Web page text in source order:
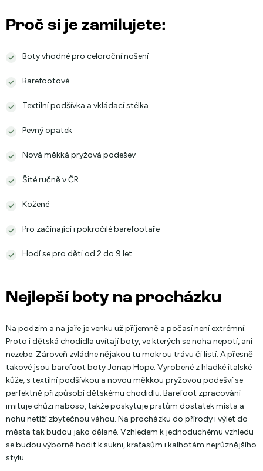
Proč si je zamilujete:
Boty vhodné pro celoroční nošení
Barefootové
Textilní podšívka a vkládací stélka
Pevný opatek
Nová měkká pryžová podešev
Šité ručně v ČR
Kožené
Pro začínající i pokročilé barefootaře
Hodí se pro děti od 2 do 9 let
Nejlepší boty na procházku
Na podzim a na jaře je venku už příjemně a počasí není extrémní.
Proto i dětská chodidla uvítají boty, ve kterých se noha nepotí, ani
nezebe. Zároveň zvládne nějakou tu mokrou trávu či listí. A přesně
takové jsou barefoot boty Jonap Hope. Vyrobené z hladké italské
kůže, s textilní podšívkou a novou měkkou pryžovou podešví se
perfektně přizpůsobí dětskému chodidlu. Barefoot zpracování
imituje chůzi naboso, takže poskytuje prstům dostatek místa a
nohu netíží zbytečnou váhou. Na procházku do přírody i výlet do
města tak budou jako dělané. Vzhledem k jednoduchému vzhledu
se budou výborně hodit k sukni, kraťasům i kalhotám nejrůznějšího
stylu.